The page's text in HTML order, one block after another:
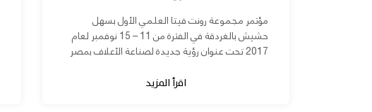
الأعلاف بمصر
مؤتمر مجموعة رونت فيتا العلمي الأول بسهل
حشيش بالغردقة في الفترة من 11 – 15 نوفمبر لعام
2017 تحت عنوان رؤية جديدة لصناعة الأعلاف بمصر
اقرأ المزيد